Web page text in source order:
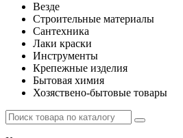
Везде
Строительные материалы
Сантехника
Лаки краски
Инструменты
Крепежные изделия
Бытовая химия
Хозяствено-бытовые товары